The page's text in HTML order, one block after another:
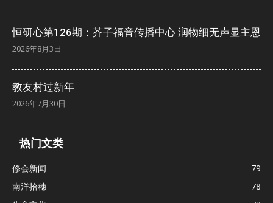
恒研心第126期：芥子福音传播中心 润物细无声显主恩
2026年8月3日
教友村过新年
2026年7月30日
热门文类
修会新闻
79
南洋拾穗
78